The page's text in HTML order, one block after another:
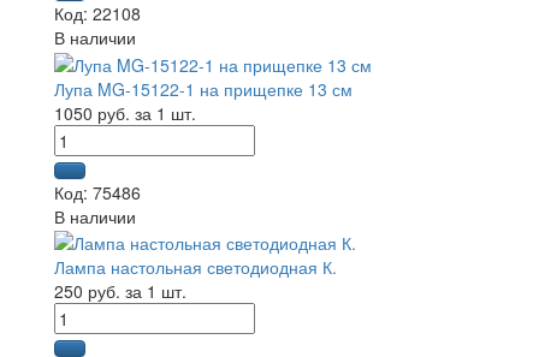
Код: 22108
В наличии
Лупа MG-15122-1 на прищепке 13 см
1050 руб. за 1 шт.
Код: 75486
В наличии
Лампа настольная светодиодная К.
250 руб. за 1 шт.